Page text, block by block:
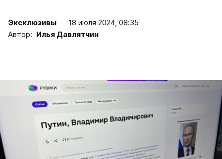
Эксклюзивы
18 июля 2024, 08:35
Автор: Илья Давлятчин